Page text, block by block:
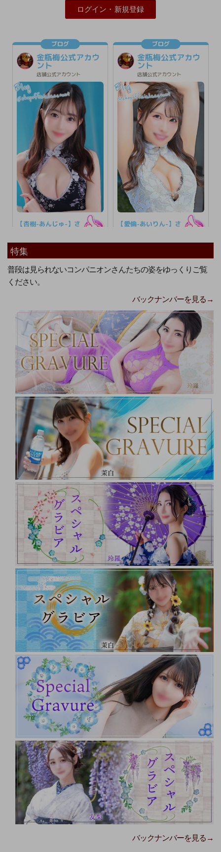
ログイン・新規登録
特集
普段は見られないコンパニオンさんたちの姿をゆっくりご覧
ください。
バックナンバーを見る→
バックナンバーを見る→